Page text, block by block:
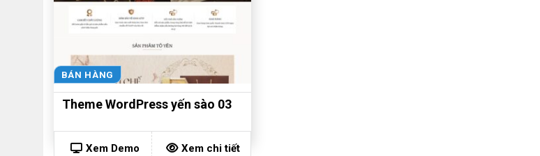
BÁN HÀNG
Theme WordPress yến sào 03
Xem Demo Xem chi tiết